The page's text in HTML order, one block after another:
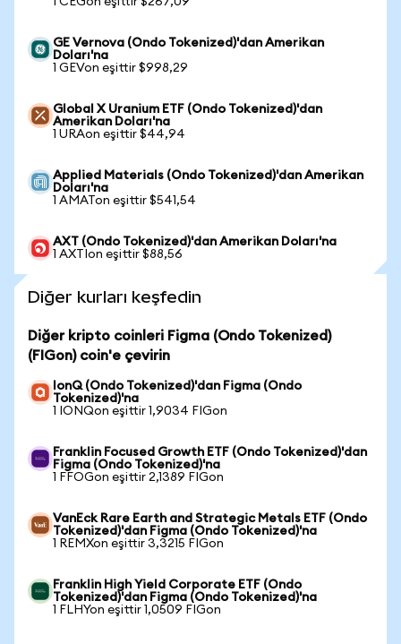
GE Vernova (Ondo Tokenized)'dan Amerikan
Doları'na
1 GEVon eşittir $998,29
Global X Uranium ETF (Ondo Tokenized)'dan
Amerikan Doları'na
1 URAon eşittir $44,94
Applied Materials (Ondo Tokenized)'dan Amerikan
Doları'na
1 AMATon eşittir $541,54
AXT (Ondo Tokenized)'dan Amerikan Doları'na
1 AXTIon eşittir $88,56
Diğer kurları keşfedin
Diğer kripto coinleri Figma (Ondo Tokenized)
(FIGon) coin'e çevirin
IonQ (Ondo Tokenized)'dan Figma (Ondo
Tokenized)'na
1 IONQon eşittir 1,9034 FIGon
Franklin Focused Growth ETF (Ondo Tokenized)'dan
Figma (Ondo Tokenized)'na
1 FFOGon eşittir 2,1389 FIGon
VanEck Rare Earth and Strategic Metals ETF (Ondo
Tokenized)'dan Figma (Ondo Tokenized)'na
1 REMXon eşittir 3,3215 FIGon
Franklin High Yield Corporate ETF (Ondo
Tokenized)'dan Figma (Ondo Tokenized)'na
1 FLHYon eşittir 1,0509 FIGon